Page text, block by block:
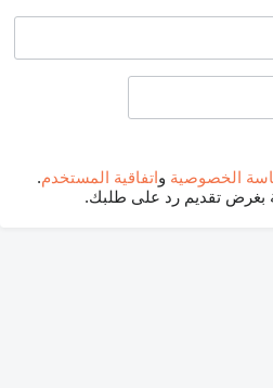
الخصوصية واتفاقية المستخدم.
بغرض تقديم رد على طلبك.